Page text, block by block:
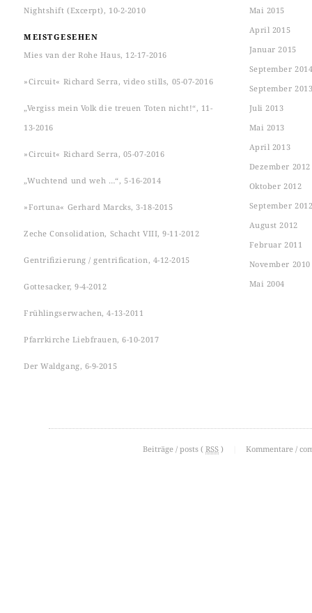
Nightshift (Excerpt), 10-2-2010
MEISTGESEHEN
Mies van der Rohe Haus, 12-17-2016
»Circuit« Richard Serra, video stills, 05-07-2016
„Vergiss mein Volk die treuen Toten nicht!“, 11-
13-2016
»Circuit« Richard Serra, 05-07-2016
„Wuchtend und weh …“, 5-16-2014
»Fortuna« Gerhard Marcks, 3-18-2015
Zeche Consolidation, Schacht VIII, 9-11-2012
Gentrifizierung / gentrification, 4-12-2015
Gottesacker, 9-4-2012
Frühlingserwachen, 4-13-2011
Pfarrkirche Liebfrauen, 6-10-2017
Der Waldgang, 6-9-2015
Mai 2015
April 2015
Januar 2015
September
September
Juli 2013
Mai 2013
April 2013
Dezember 2012
Oktober 2012
September
August 2012
Februar 2011
November 2010
Mai 2004
Beiträge / posts ( RSS ) Kommentare /